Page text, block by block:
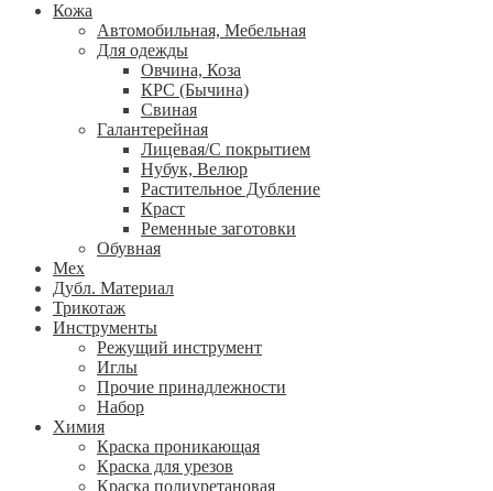
Кожа
Автомобильная, Мебельная
Для одежды
Овчина, Коза
КРС (Бычина)
Свиная
Галантерейная
Лицевая/С покрытием
Нубук, Велюр
Растительное Дубление
Краст
Ременные заготовки
Обувная
Мех
Дубл. Материал
Трикотаж
Инструменты
Режущий инструмент
Иглы
Прочие принадлежности
Набор
Химия
Краска проникающая
Краска для урезов
Краска полиуретановая